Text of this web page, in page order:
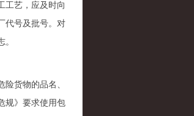
工艺，应及时向
代号及批号。对
货物的品名、
规》要求使用包